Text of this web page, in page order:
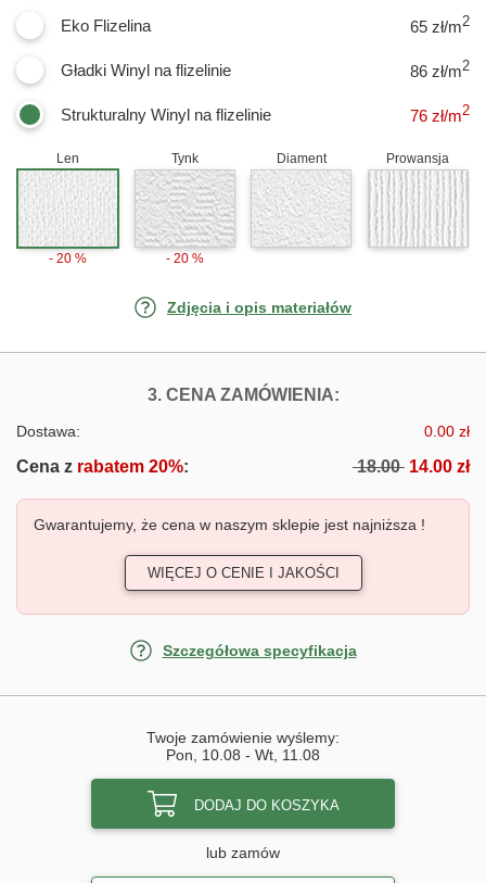
Eko Flizelina 65 zł/m2
Gładki Winyl na flizelinie 86 zł/m2
Strukturalny Winyl na flizelinie 76 zł/m2
Len
- 20 %
Tynk
- 20 %
Diament Prowansja
Zdjęcia i opis materiałów
3. CENA ZAMÓWIENIA:FOTOTAPETY
Dostawa: 0.00 zł
Cena z rabatem 20%: 18.00 14.00 zł
Gwarantujemy, że cena w naszym sklepie jest najniższa !
WIĘCEJ O CENIE I JAKOŚCI
Szczegółowa specyfikacja
Twoje zamówienie wyślemy:
Pon, 10.08 - Wt, 11.08
DODAJ DO KOSZYKA
lub zamów